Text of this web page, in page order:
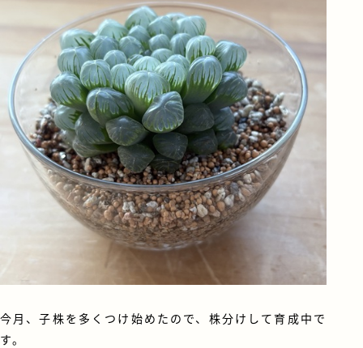
今月、子株を多くつけ始めたので、株分けして育成中で
す。